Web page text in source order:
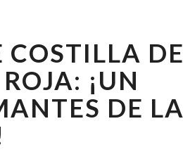
COSTILLA DE
¡UN
DE LA